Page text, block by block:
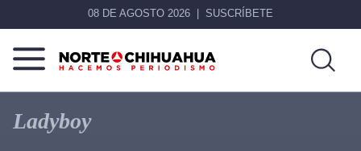
08 DE AGOSTO 2026 SUSCRÍBETE
Norte
De
Chihuahua
Más
que
noticias,
Ladyboy